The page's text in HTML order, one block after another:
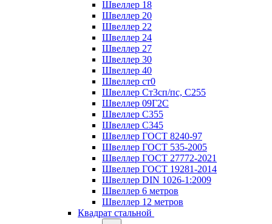
Швеллер 18
Швеллер 20
Швеллер 22
Швеллер 24
Швеллер 27
Швеллер 30
Швеллер 40
Швеллер ст0
Швеллер Ст3сп/пс, С255
Швеллер 09Г2С
Швеллер С355
Швеллер С345
Швеллер ГОСТ 8240-97
Швеллер ГОСТ 535-2005
Швеллер ГОСТ 27772-2021
Швеллер ГОСТ 19281-2014
Швеллер DIN 1026-1:2009
Швеллер 6 метров
Швеллер 12 метров
Квадрат стальной